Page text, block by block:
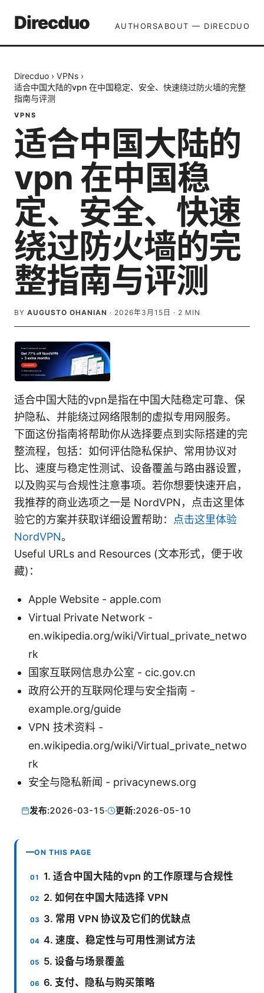
Direcduo AUTHORSABOUT — DIRECDUO
Direcduo › VPNs ›
适合中国大陆的vpn 在中国稳定、安全、快速绕过防火墙的完整
指南与评测
VPNS
适合中国大陆的
vpn 在中国稳
定、安全、快速
绕过防火墙的完
整指南与评测
BY AUGUSTO OHANIAN · 2026年3月15日 · 2 MIN
适合中国大陆的vpn是指在中国大陆稳定可靠、保
护隐私、并能绕过网络限制的虚拟专用网服务。
下面这份指南将帮助你从选择要点到实际搭建的完
整流程，包括：如何评估隐私保护、常用协议对
比、速度与稳定性测试、设备覆盖与路由器设置，
以及购买与合规性注意事项。若你想要快速开启，
我推荐的商业选项之一是 NordVPN，点击这里体
验它的方案并获取详细设置帮助： 点击这里体验
NordVPN。
Useful URLs and Resources (文本形式，便于收
藏)：
Apple Website - apple.com
Virtual Private Network -
en.wikipedia.org/wiki/Virtual_private_netwo
rk
国家互联网信息办公室 - cic.gov.cn
政府公开的互联网伦理与安全指南 -
example.org/guide
VPN 技术资料 -
en.wikipedia.org/wiki/Virtual_private_netwo
rk
安全与隐私新闻 - privacynews.org
发布:2026-03-15· 更新:2026-05-10
ON THIS PAGE
1. 适合中国大陆的vpn 的工作原理与合规性
2. 如何在中国大陆选择 VPN
3. 常用 VPN 协议及它们的优缺点
4. 速度、稳定性与可用性测试方法
5. 设备与场景覆盖
6. 支付、隐私与购买策略